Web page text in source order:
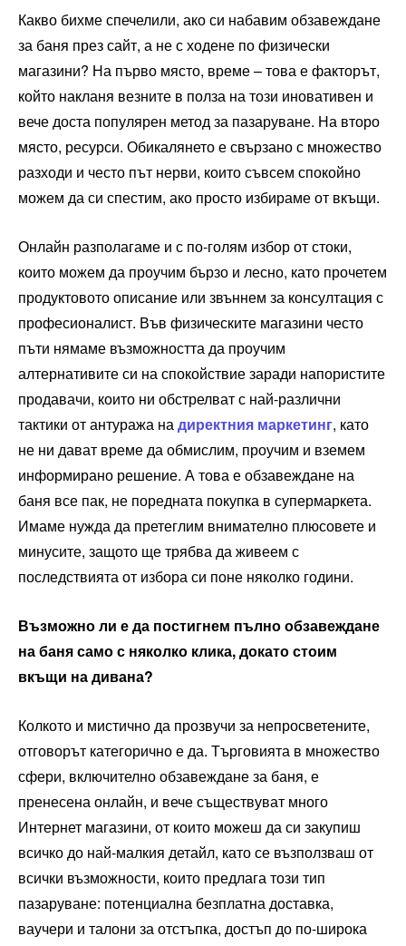
Какво бихме спечелили, ако си набавим обзавеждане
за баня през сайт, а не с ходене по физически
магазини? На първо място, време – това е факторът,
който накланя везните в полза на този иновативен и
вече доста популярен метод за пазаруване. На второ
място, ресурси. Обикалянето е свързано с множество
разходи и често път нерви, които съвсем спокойно
можем да си спестим, ако просто избираме от вкъщи.
Онлайн разполагаме и с по-голям избор от стоки,
които можем да проучим бързо и лесно, като прочетем
продуктовото описание или звъннем за консултация с
професионалист. Във физическите магазини често
пъти нямаме възможността да проучим
алтернативите си на спокойствие заради напористите
продавачи, които ни обстрелват с най-различни
тактики от антуража надиректния маркетинг, като
не ни дават време да обмислим, проучим и вземем
информирано решение. А това е обзавеждане на
баня все пак, не поредната покупка в супермаркета.
Имаме нужда да претеглим внимателно плюсовете и
минусите, защото ще трябва да живеем с
последствията от избора си поне няколко години.
Възможно ли е да постигнем пълно обзавеждане
на баня само с няколко клика, докато стоим
вкъщи на дивана?
Колкото и мистично да прозвучи за непросветените,
отговорът категорично е да. Търговията в множество
сфери, включително обзавеждане за баня, е
пренесена онлайн, и вече съществуват много
Интернет магазини, от които можеш да си закупиш
всичко до най-малкия детайл, като се възползваш от
всички възможности, които предлага този тип
пазаруване: потенциална безплатна доставка,
ваучери и талони за отстъпка, достъп до по-широка